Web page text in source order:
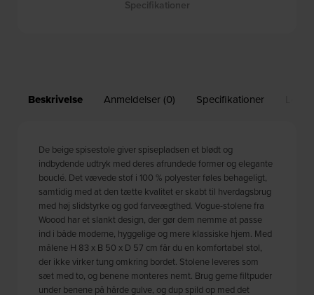
Beskrivelse Anmeldelser (0) Specifikationer
De beige spisestole giver spisepladsen et blødt og
indbydende udtryk med deres afrundede former og elegante
bouclé. Det vævede stof i 100 % polyester føles behageligt,
samtidig med at den tætte kvalitet er skabt til hverdagsbrug
med høj slidstyrke og god farveægthed. Vogue-stolene fra
Woood har et slankt design, der gør dem nemme at passe
ind i både moderne, hyggelige og mere klassiske hjem. Med
målene H 83 x B 50 x D 57 cm får du en komfortabel stol,
der ikke virker tung omkring bordet. Stolene leveres som
sæt med to, og benene monteres nemt. Brug gerne filtpuder
under benene på hårde gulve, og dup spild op med det
Specifikationer